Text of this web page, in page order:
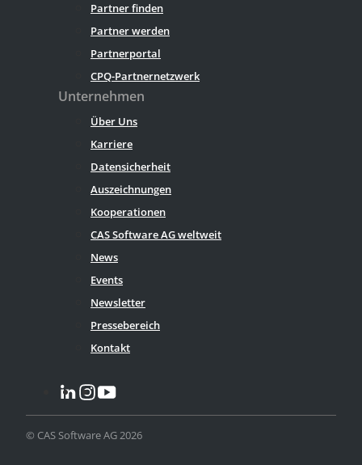
Partner finden
Partner werden
Partnerportal
CPQ-Partnernetzwerk
Unternehmen
Über Uns
Karriere
Datensicherheit
Auszeichnungen
Kooperationen
CAS Software AG weltweit
News
Events
Newsletter
Pressebereich
Kontakt
© CAS Software AG 2026